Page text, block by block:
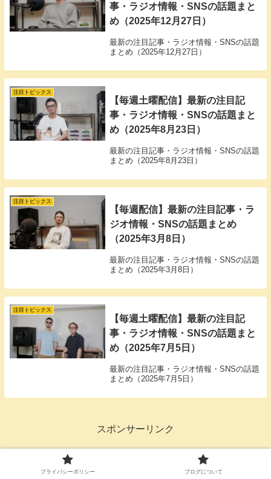
事・ラジオ情報・SNSの話題まと
め（2025年12月27日）
最新の注目記事・ラジオ情報・SNSの話題
まとめ（2025年12月27日）
注目トピックス
【毎週土曜配信】最新の注目記
事・ラジオ情報・SNSの話題まと
め（2025年8月23日）
最新の注目記事・ラジオ情報・SNSの話題
まとめ（2025年8月23日）
注目トピックス
【毎週配信】最新の注目記事・ラ
ジオ情報・SNSの話題まとめ
（2025年3月8日）
最新の注目記事・ラジオ情報・SNSの話題
まとめ（2025年3月8日）
注目トピックス
【毎週土曜配信】最新の注目記
事・ラジオ情報・SNSの話題まと
め（2025年7月5日）
最新の注目記事・ラジオ情報・SNSの話題
まとめ（2025年7月5日）
スポンサーリンク
プライバシーポリシー ブログについて